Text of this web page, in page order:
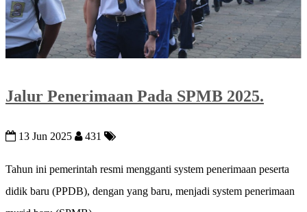
Jalur Penerimaan Pada SPMB 2025.
13 Jun 2025 431
Tahun ini pemerintah resmi mengganti system penerimaan peserta
didik baru (PPDB), dengan yang baru, menjadi system penerimaan